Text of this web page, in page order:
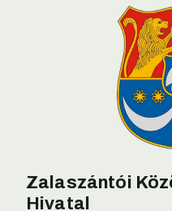
Zalaszántói
Hivatal